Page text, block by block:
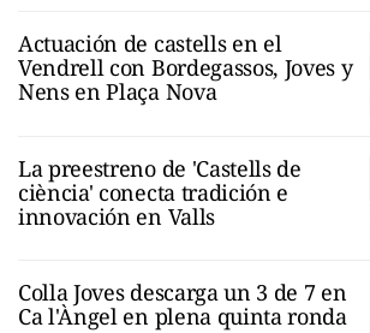
Actuación de castells en el
Vendrell con Bordegassos, Joves y
Nens en Plaça Nova
La preestreno de 'Castells de
ciència' conecta tradición e
innovación en Valls
Colla Joves descarga un 3 de 7 en
Ca l'Àngel en plena quinta ronda